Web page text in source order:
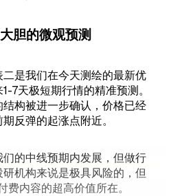
胆的微观预测
是我们在今天测绘的最新优
7天极短期行情的精准预测。
构被进一步确认，价格已经
反弹的起涨点附近。
的中线预期内发展，但做行
机构来说是极具风险的，但
内容的超高价值所在。